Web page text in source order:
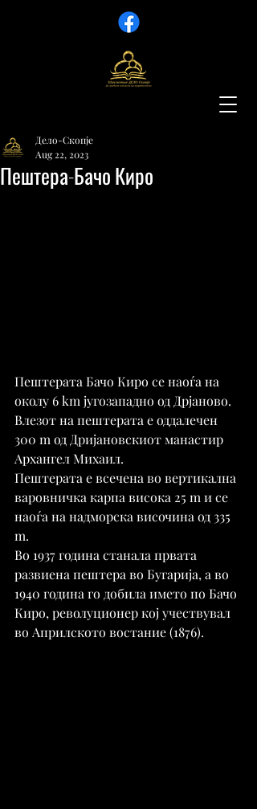
Пештера-Бачо Киро
Дело-Скопје
Aug 22, 2023
Пештерата Бачо Киро се наоѓа на
околу 6 km југозападно од Дрјаново.
Влезот на пештерата е оддалечен
300 m од Дријановскиот манастир
Архангел Михаил.
Пештерата е всечена во вертикална
варовничка карпа висока 25 m и се
наоѓа на надморска височина од 335
m.
Во 1937 година станала првата
развиена пештера во Бугарија, а во
1940 година го добила името по Бачо
Киро, револуционер кој учествувал
во Априлското востание (1876).